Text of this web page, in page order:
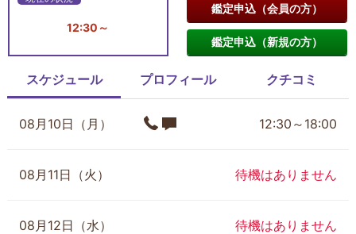
12:30～
鑑定申込（会員の方）
鑑定申込（新規の方）
スケジュール プロフィール クチコミ
08月10日（月） 12:30～18:00
08月11日（火） 待機はありません
08月12日（水） 待機はありません